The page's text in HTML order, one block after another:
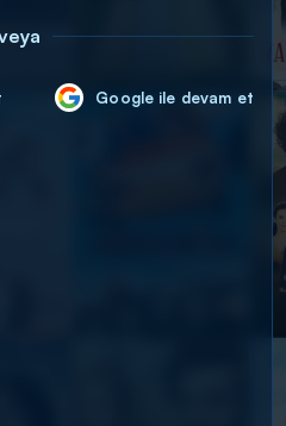
Google ile devam et